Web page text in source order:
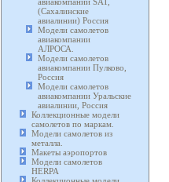
авиакомпании SAT,
(Сахалинские
авиалинии) Россия
Модели самолетов
авиакомпании
АЛРОСА.
Модели самолетов
авиакомпании Пулково,
Россия
Модели самолетов
авиакомпании Уральские
авиалинии, Россия
Коллекционные модели
самолетов по маркам.
Модели самолетов из
металла.
Макеты аэропортов
Модели самолетов
HERPA